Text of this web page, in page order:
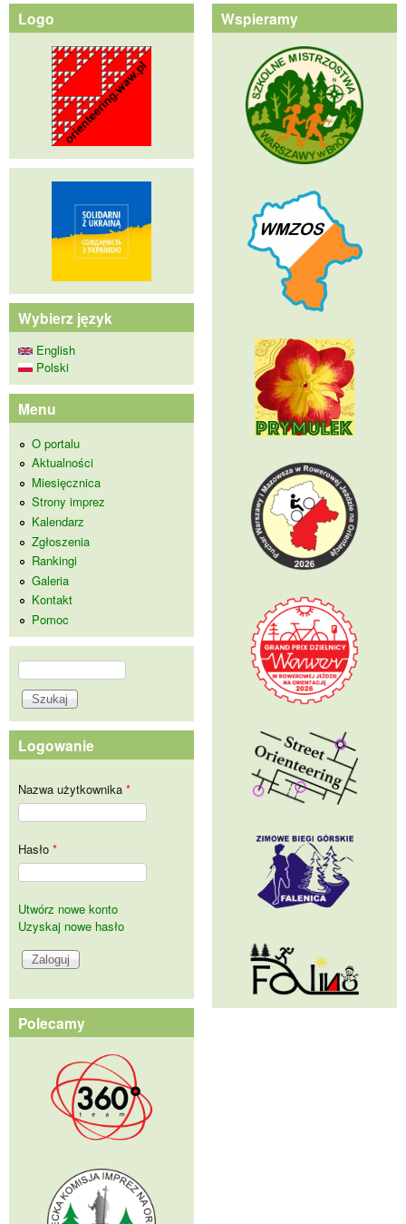
Logo
Wybierz język
English
Polski
Menu
O portalu
Aktualności
Miesięcznica
Strony imprez
Kalendarz
Zgłoszenia
Rankingi
Galeria
Kontakt
Pomoc
Formularz wyszukiwania
Szukaj
Logowanie
Nazwa użytkownika *
Hasło *
Utwórz nowe konto
Uzyskaj nowe hasło
Polecamy
Wspieramy